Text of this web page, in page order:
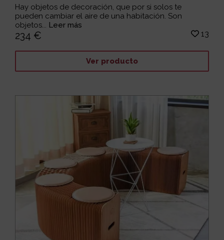
Hay objetos de decoración, que por si solos te
pueden cambiar el aire de una habitación. Son
objetos... Leer más
234 € 13
Ver producto